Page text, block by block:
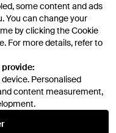
some content and ads
You can change your
by clicking the Cookie
For more details, refer to
provide:
Personalised
content measurement,